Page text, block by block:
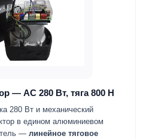
— AC 280 Вт, тяга 800 Н
280 Вт и механический
в едином алюминиевом
— линейное тяговое